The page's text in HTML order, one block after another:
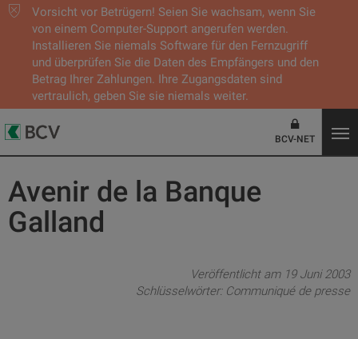
Vorsicht vor Betrügern! Seien Sie wachsam, wenn Sie
von einem Computer-Support angerufen werden.
Installieren Sie niemals Software für den Fernzugriff
und überprüfen Sie die Daten des Empfängers und den
Betrag Ihrer Zahlungen. Ihre Zugangsdaten sind
vertraulich, geben Sie sie niemals weiter.
BCV-NET
Avenir de la Banque
Galland
Veröffentlicht am 19 Juni 2003
Schlüsselwörter: Communiqué de presse